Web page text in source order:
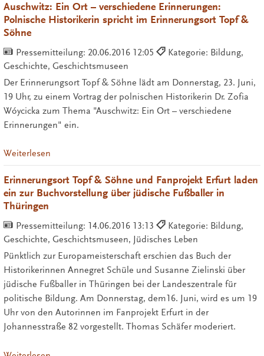
Auschwitz: Ein Ort – verschiedene Erinnerungen:
Polnische Historikerin spricht im Erinnerungsort Topf &
Söhne
Pressemitteilung: 20.06.2016 12:05
Kategorie: Bildung,
Geschichte, Geschichtsmuseen
Der Erinnerungsort Topf & Söhne lädt am Donnerstag, 23. Juni,
19 Uhr, zu einem Vortrag der polnischen Historikerin Dr. Zofia
Wóycicka zum Thema "Auschwitz: Ein Ort – verschiedene
Erinnerungen" ein.
Weiterlesen
Erinnerungsort Topf & Söhne und Fanprojekt Erfurt laden
ein zur Buchvorstellung über jüdische Fußballer in
Thüringen
Pressemitteilung: 14.06.2016 13:13
Kategorie: Bildung,
Geschichte, Geschichtsmuseen, Jüdisches Leben
Pünktlich zur Europameisterschaft erschien das Buch der
Historikerinnen Annegret Schüle und Susanne Zielinski über
jüdische Fußballer in Thüringen bei der Landeszentrale für
politische Bildung. Am Donnerstag, dem16. Juni, wird es um 19
Uhr von den Autorinnen im Fanprojekt Erfurt in der
Johannesstraße 82 vorgestellt. Thomas Schäfer moderiert.